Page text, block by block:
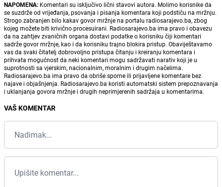
NAPOMENA: Komentari su isključivo lični stavovi autora. Molimo korisnike da
se suzdrže od vrijeđanja, psovanja i pisanja komentara koji podstiču na mržnju.
Strogo zabranjen bilo kakav govor mržnje na portalu radiosarajevo.ba, zbog
kojeg možete biti krivično procesuirani. Radiosarajevo.ba ima pravo i obavezu
da na zahtjev zvaničnih organa dostavi podatke o korisniku čiji komentari
sadrže govor mržnje, kao i da korisniku trajno blokira pristup. Obaviještavamo
vas da svaki čitatelj dobrovoljno pristupa čitanju i kreiranju komentara i
prihvata mogućnost da neki komentari mogu sadržavati narativ koji je u
suprotnosti sa vjerskim, nacionalnim, moralnim i drugim načelima.
Radiosarajevo.ba ima pravo da obriše sporne ili prijavljene komentare bez
najave i objašnjenja. Radiosarajevo.ba koristi automatski sistem prepoznavanja
i uklanjanja govora mržnje i drugih neprimjerenih sadržaja u komentarima.
VAŠ KOMENTAR